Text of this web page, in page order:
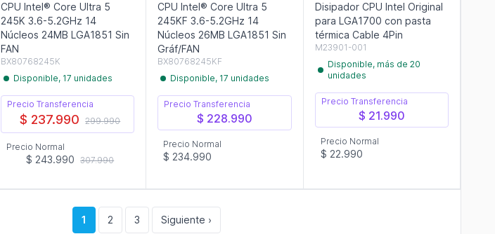
CPU Intel® Core Ultra 5
245K 3.6-5.2GHz 14
Núcleos 24MB LGA1851 Sin
FAN
BX80768245K
Disponible, 17 unidades
Precio Transferencia
$ 237.990 299.990
Precio Normal
$ 243.990 307.990
CPU Intel® Core Ultra 5
245KF 3.6-5.2GHz 14
Núcleos 26MB LGA1851 Sin
Gráf/FAN
BX80768245KF
Disponible, 17 unidades
Precio Transferencia
$ 228.990
Precio Normal
$ 234.990
Disipador CPU Intel Original
para LGA1700 con pasta
térmica Cable 4Pin
M23901-001
Disponible, más de 20
unidades
Precio Transferencia
$ 21.990
Precio Normal
$ 22.990
1 2 3 Siguiente ›